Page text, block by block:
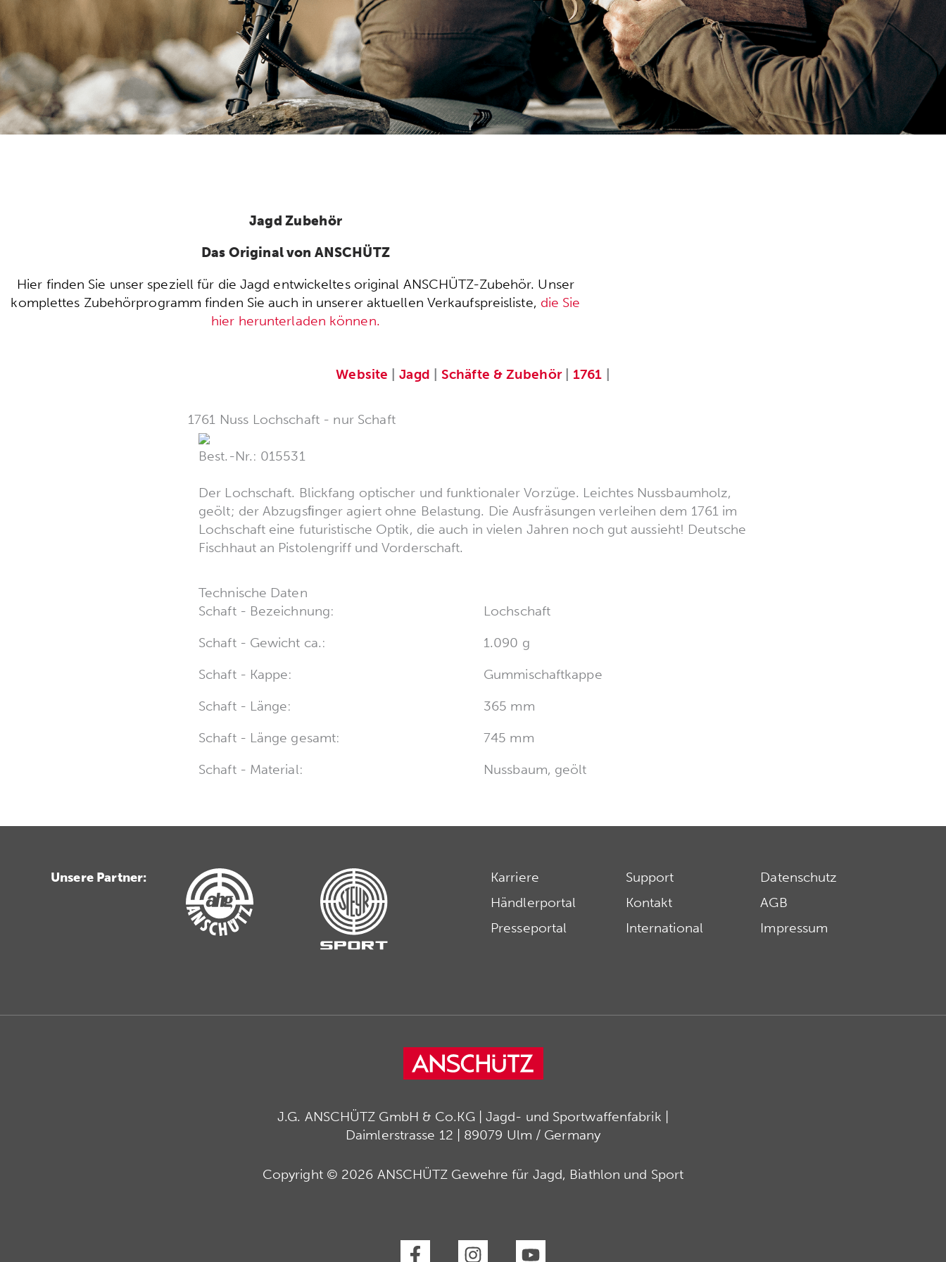
Jagd Zubehör
Das Original von ANSCHÜTZ
Hier finden Sie unser speziell für die Jagd entwickeltes original ANSCHÜTZ-Zubehör. Unser
komplettes Zubehörprogramm finden Sie auch in unserer aktuellen Verkaufspreisliste, die Sie
hier herunterladen können.
Website |Jagd |Schäfte & Zubehör| 1761
1761 Nuss Lochschaft - nur Schaft
Best.-Nr.: 015531
Der Lochschaft. Blickfang optischer und funktionaler Vorzüge. Leichtes Nussbaumholz,
geölt; der Abzugsﬁnger agiert ohne Belastung. Die Ausfräsungen verleihen dem 1761 im
Lochschaft eine futuristische Optik, die auch in vielen Jahren noch gut aussieht! Deutsche
Fischhaut an Pistolengriff und Vorderschaft.
Technische Daten
Schaft - Bezeichnung:
Lochschaft
Schaft - Gewicht ca.:
1.090 g
Schaft - Kappe:
Gummischaftkappe
Schaft - Länge:
365 mm
Schaft - Länge gesamt:
745 mm
Schaft - Material:
Nussbaum, geölt
Unsere Partner:
Karriere
Händlerportal
Presseportal
Support
Kontakt
International
Datenschutz
AGB
Impressum
J.G. ANSCHÜTZ GmbH & Co.KG | Jagd- und Sportwaffenfabrik |
Daimlerstrasse 12 | 89079 Ulm / Germany
Copyright © 2026 ANSCHÜTZ Gewehre für Jagd, Biathlon und Sport